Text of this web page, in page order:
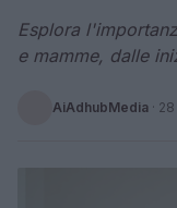
Esplora
e mamme, dalle
AiAdhubMedia ·